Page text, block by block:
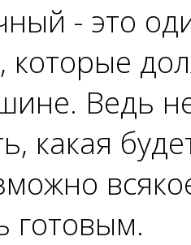
- это
которые
Ведь
какая
готовым.